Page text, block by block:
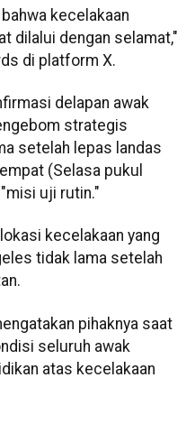
kecelakaan
dilalui dengan selamat,"
di platform X.
delapan awak
strategis
setelah lepas landas
(Selasa pukul
uji rutin."
kecelakaan yang
tidak lama setelah
pihaknya saat
seluruh awak
atas kecelakaan